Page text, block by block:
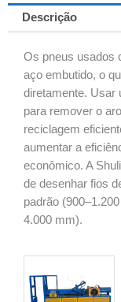
Descrição
Os pneus usados
aço embutido, o
diretamente. Usar
para remover o
reciclagem
aumentar a
econômico. A
de desenhar fios
padrão
4.000 mm).